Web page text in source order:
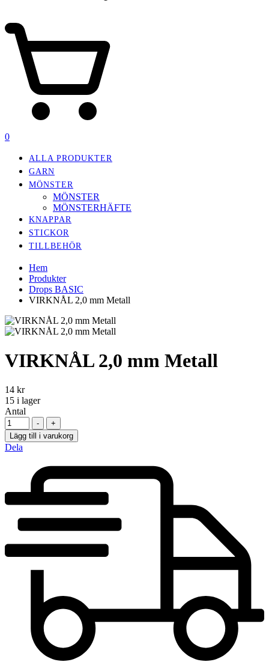
0
ALLA PRODUKTER
GARN
MÖNSTER
MÖNSTER
MÖNSTERHÄFTE
KNAPPAR
STICKOR
TILLBEHÖR
Hem
Produkter
Drops BASIC
VIRKNÅL 2,0 mm Metall
VIRKNÅL 2,0 mm Metall
14 kr
15 i lager
Antal
-
+
Lägg till i varukorg
Dela